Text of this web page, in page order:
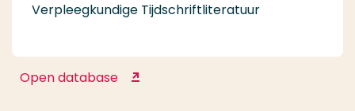
Verpleegkundige Tijdschriftliteratuur
Open database Invert